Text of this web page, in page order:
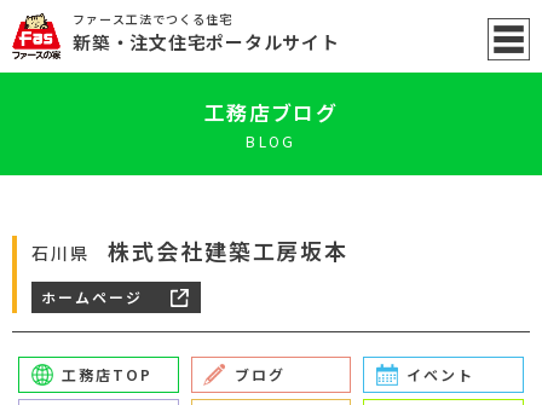
ファース工法でつくる住宅
新築 ・注文住宅ポータルサイト
工務店ブログ
BLOG
石川県 株式会社建築工房坂本
ホームページ
工務店TOP ブログ イベント